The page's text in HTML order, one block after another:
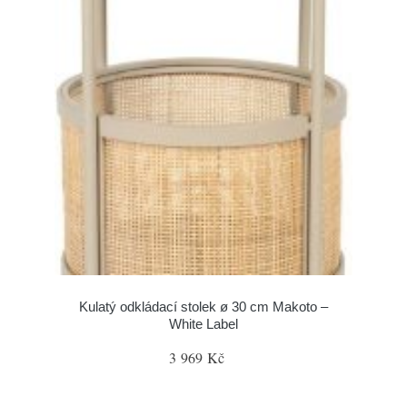
Kulatý odkládací stolek ø 30 cm Makoto –
White Label
3 969 Kč